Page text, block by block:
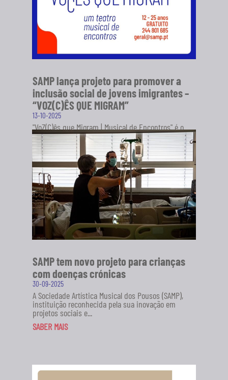
SAMP lança projeto para promover a
inclusão social de jovens imigrantes –
“VOZ(C)ÊS QUE MIGRAM”
13-10-2025
"VoZ(C)ês que Migram | Musical de Encontros" é o
novo projeto da Sociedade Artística Musical dos
Pousos (SAMP), em...
SABER MAIS
SAMP tem novo projeto para crianças
com doenças crónicas
30-09-2025
A Sociedade Artística Musical dos Pousos (SAMP),
instituição reconhecida pela sua inovação em
projetos sociais e...
SABER MAIS